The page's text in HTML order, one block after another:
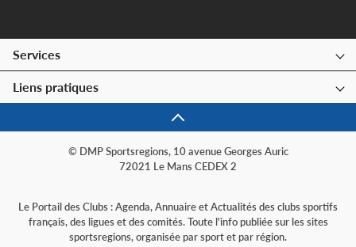
Services
Liens pratiques
© DMP Sportsregions, 10 avenue Georges Auric
72021 Le Mans CEDEX 2
Le Portail des Clubs : Agenda, Annuaire et Actualités des clubs sportifs
français, des ligues et des comités. Toute l'info publiée sur les sites
sportsregions, organisée par sport et par région.